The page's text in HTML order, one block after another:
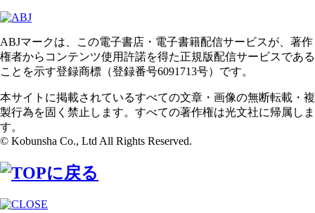
ABJマークは、この電子書店・電子書籍配信サービスが、著作
権者からコンテンツ使用許諾を得た正規版配信サービスである
ことを示す登録商標（登録番号6091713号）です。
本サイトに掲載されているすべての文章・画像の無断転載・複
製行為を固く禁止します。すべての著作権は光文社に帰属しま
す。
© Kobunsha Co., Ltd All Rights Reserved.